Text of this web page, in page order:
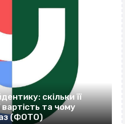
скільки її
та чому
(ФОТО)